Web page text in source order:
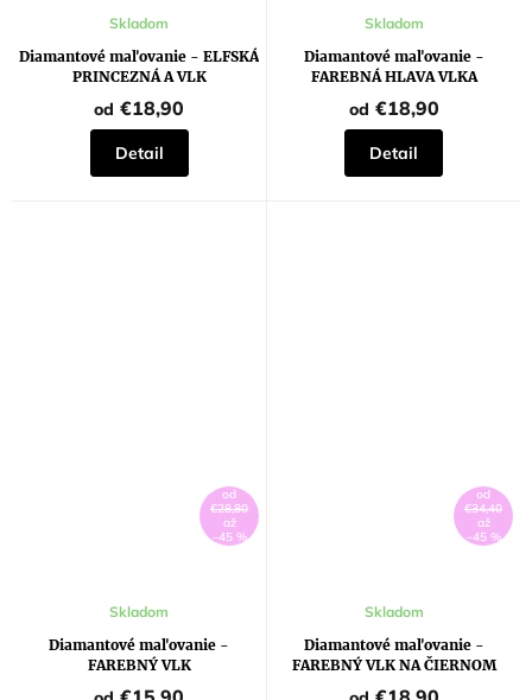
Diamantové maľovanie - ELFSKÁ
PRINCEZNÁ A VLK
Priemerné
produktu
je
5,0
z
5
hviezdičiek.
Skladom
od €18,90
Detail
Diamantové maľovanie -
FAREBNÁ HLAVA VLKA
Skladom
od €18,90
Detail
od
€28,80
až
–45 %
Diamantové maľovanie -
FAREBNÝ VLK
Skladom
od
€34,40
až
–45 %
Diamantové maľovanie -
FAREBNÝ VLK NA ČIERNOM
Skladom